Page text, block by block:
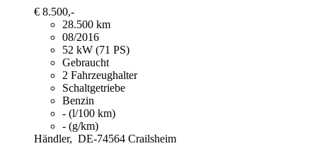
€ 8.500,-
28.500 km
08/2016
52 kW (71 PS)
Gebraucht
2 Fahrzeughalter
Schaltgetriebe
Benzin
- (l/100 km)
- (g/km)
Händler, DE-74564 Crailsheim